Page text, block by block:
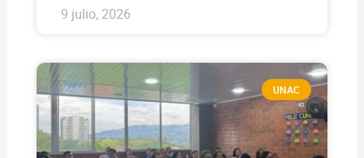
9 julio, 2026
UNAC